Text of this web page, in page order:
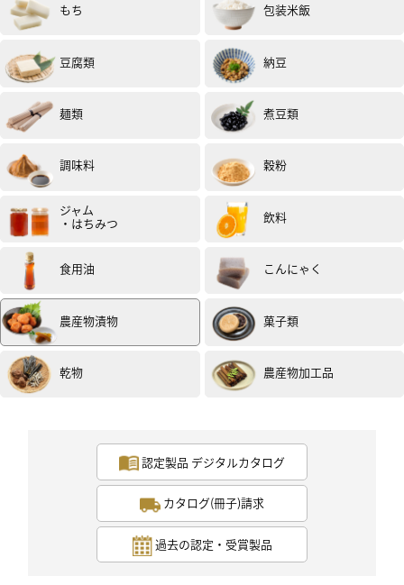
熱中症対策で梅干しをよく食べていますが、いつもはは
ちみつ梅。久しぶりに酸っぱい梅干しを食べました。干
していないとはわからないです。ちょっと小さめなもの
が多かったので、種を抜きおにぎりにしてみました。子
供の頃食べた母のおにぎりを思い出しました。(試食モニ
ター)
女性 ★★★★★
2025.08
梅干しはほかほかご飯にそのまま乗せて食べるのが美味
しさが1番わかると思い、シンプルに食べました！とても
美味しく、ご飯が進みました！是非ともたくさんの人に
ほかほかご飯でこちらの梅を食べてもらいたいです！(試
食モニター)
評価 :★★★★★
もち 包装米飯
豆腐類 納豆
麺類 煮豆類
調味料 穀粉
ジャム
・はちみつ 飲料
食用油 こんにゃく
農産物漬物 菓子類
乾物 農産物加工品
認定製品 デジタルカタログ
カタログ(冊子)請求
過去の認定・受賞製品